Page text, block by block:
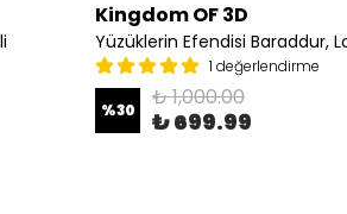
Kingdom OF 3D
1 değerlendirme
%30 ₺ 1,000.00
₺ 699.99